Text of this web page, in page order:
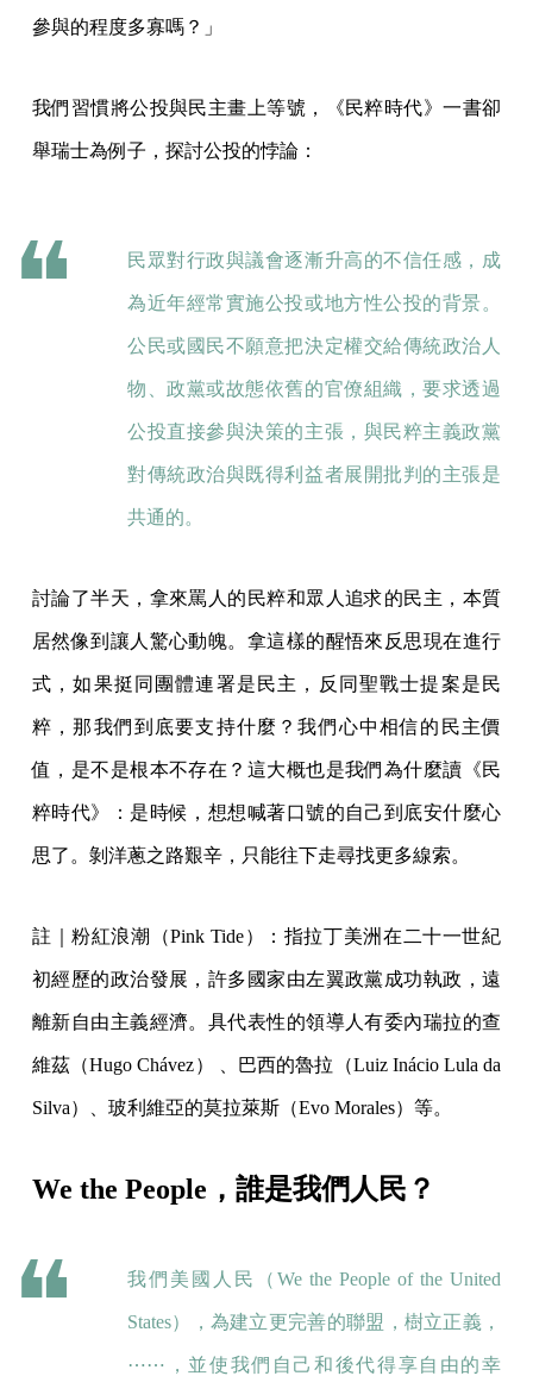
參與的程度多寡嗎？」
我們習慣將公投與民主畫上等號，《民粹時代》一書卻
舉瑞士為例子，探討公投的悖論：
民眾對行政與議會逐漸升高的不信任感，成
為近年經常實施公投或地方性公投的背景。
公民或國民不願意把決定權交給傳統政治人
物、政黨或故態依舊的官僚組織，要求透過
公投直接參與決策的主張，與民粹主義政黨
對傳統政治與既得利益者展開批判的主張是
共通的。
討論了半天，拿來罵人的民粹和眾人追求的民主，本質
居然像到讓人驚心動魄。拿這樣的醒悟來反思現在進行
式，如果挺同團體連署是民主，反同聖戰士提案是民
粹，那我們到底要支持什麼？我們心中相信的民主價
值，是不是根本不存在？這大概也是我們為什麼讀《民
粹時代》：是時候，想想喊著口號的自己到底安什麼心
思了。剝洋蔥之路艱辛，只能往下走尋找更多線索。
註｜粉紅浪潮（Pink Tide）：指拉丁美洲在二十一世紀
初經歷的政治發展，許多國家由左翼政黨成功執政，遠
離新自由主義經濟。具代表性的領導人有委內瑞拉的查
維茲（Hugo Chávez） 、巴西的魯拉（Luiz Inácio Lula da
Silva）、玻利維亞的莫拉萊斯（Evo Morales）等。
We the People，誰是我們人民？
我們美國人民（We the People of the United
States），為建立更完善的聯盟，樹立正義，
⋯⋯，並使我們自己和後代得享自由的幸